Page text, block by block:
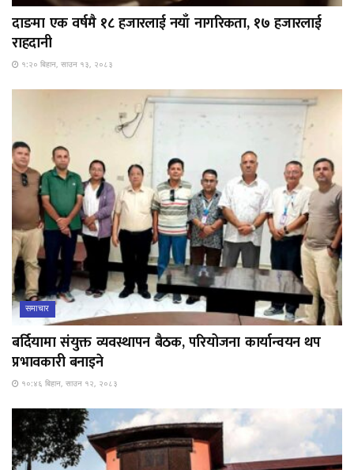
दाङमा एक वर्षमै १८ हजारलाई नयाँ नागरिकता, १७ हजारलाई
राहदानी
१:२० बिहान, साउन १३, २०८३
समाचार
बर्दियामा संयुक्त व्यवस्थापन बैठक, परियोजना कार्यान्वयन थप
प्रभावकारी बनाइने
१०:४६ बिहान, साउन १२, २०८३